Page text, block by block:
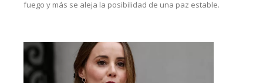
fuego y más se aleja la posibilidad de una paz estable.